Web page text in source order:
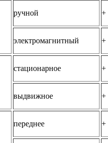
ручной +
электромагнитный +
стационарное +
выдвижное +
переднее +